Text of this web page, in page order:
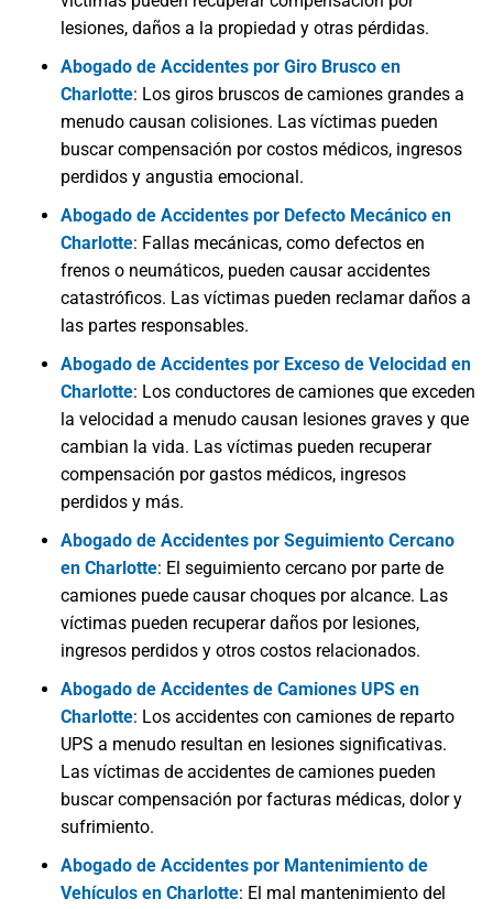
lesiones, daños a la propiedad y otras pérdidas.
Abogado de Accidentes por Giro Brusco en
Charlotte: Los giros bruscos de camiones grandes a
menudo causan colisiones. Las víctimas pueden
buscar compensación por costos médicos, ingresos
perdidos y angustia emocional.
Abogado de Accidentes por Defecto Mecánico en
Charlotte: Fallas mecánicas, como defectos en
frenos o neumáticos, pueden causar accidentes
catastróficos. Las víctimas pueden reclamar daños a
las partes responsables.
Abogado de Accidentes por Exceso de Velocidad en
Charlotte: Los conductores de camiones que exceden
la velocidad a menudo causan lesiones graves y que
cambian la vida. Las víctimas pueden recuperar
compensación por gastos médicos, ingresos
perdidos y más.
Abogado de Accidentes por Seguimiento Cercano
en Charlotte: El seguimiento cercano por parte de
camiones puede causar choques por alcance. Las
víctimas pueden recuperar daños por lesiones,
ingresos perdidos y otros costos relacionados.
Abogado de Accidentes de Camiones UPS en
Charlotte: Los accidentes con camiones de reparto
UPS a menudo resultan en lesiones significativas.
Las víctimas de accidentes de camiones pueden
buscar compensación por facturas médicas, dolor y
sufrimiento.
Abogado de Accidentes por Mantenimiento de
Vehículos en Charlotte: El mal mantenimiento del